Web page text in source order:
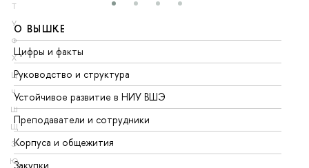
Т
У
Ф
Х
Ц
Ч
Ш
Щ
Э
Ю
О ВЫШКЕ
Цифры и факты
Руководство и структура
Устойчивое развитие в НИУ ВШЭ
Преподаватели и сотрудники
Корпуса и общежития
Закупки